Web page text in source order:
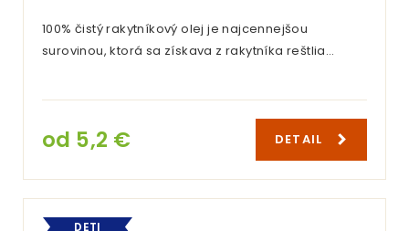
100% čistý rakytníkový olej je najcennejšou
surovinou, ktorá sa získava z rakytníka reštlia…
od 5,2 € DETAIL
DETI